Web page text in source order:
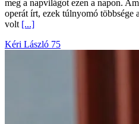
meg a napvilágot ezen a napon.
operát írt, ezek túlnyomó többsége
volt [...]
Kéri László 75